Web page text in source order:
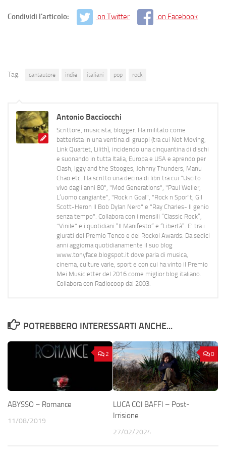
Condividi l'articolo: on Twitter on Facebook
Tag: cantautore indie italiani pop rock
Antonio Bacciocchi
Scrittore, musicista, blogger. Ha militato come
batterista in una ventina di gruppi (tra cui Not Moving,
Link Quartet, Lilith), incidendo una cinquantina di dischi
e suonando in tutta Italia, Europa e USA e aprendo per
Clash, Iggy and the Stooges, Johnny Thunders, Manu
Chao etc. Ha scritto una decina di libri tra cui "Uscito
vivo dagli anni 80", "Mod Generations", "Paul Weller,
L’uomo cangiante", "Rock n Goal", "Rock n Spor"t, Gil
Scott-Heron Il Bob Dylan Nero" e "Ray Charles- Il genio
senza tempo". Collabora con i mensili “Classic Rock”,
"Vinile" e i quotidiani “Il Manifesto” e “Libertà”. E' tra i
giurati del Premio Tenco e del Rockol Awards. Da sedici
anni aggiorna quotidianamente il suo blog
www.tonyface.blogspot.it dove parla di musica,
cinema, culture varie, sport e con cui ha vinto il Premio
Mei Musicletter del 2016 come miglior blog italiano.
Collabora con Radiocoop dal 2003.
POTREBBERO INTERESSARTI ANCHE...
2
ABYSSO – Romance
11/08/2019
0
LUCA COI BAFFI – Post-
Irrisione
27/02/2024